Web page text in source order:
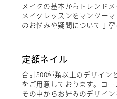
メイクの基本からトレンド
メイクレッスンをマンツー
のお悩みや疑問について丁寧
定額ネイル
合計500種類以上のデザイン
をご用意しております。コ
その中からお好みのデザイン